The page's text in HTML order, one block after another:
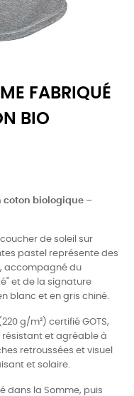
FABRIQUÉ
BIO
coton biologique –
de soleil sur
pastel représente des
accompagné du
et de la signature
blanc et en gris chiné.
g/m²) certifié GOTS,
résistant et agréable à
retroussées et visuel
et solaire.
dans la Somme, puis